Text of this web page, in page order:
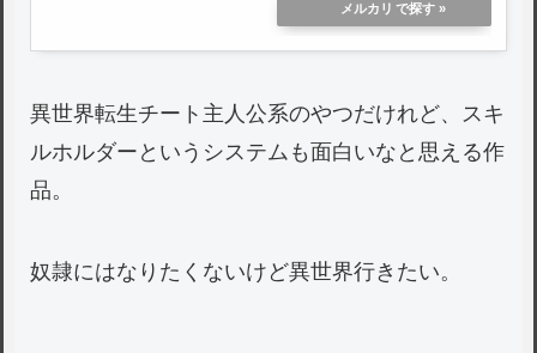
メルカリ
異世界転生チート主人公系のやつだけれど、スキ
ルホルダーというシステムも面白いなと思える作
品。
奴隷にはなりたくないけど異世界行きたい。